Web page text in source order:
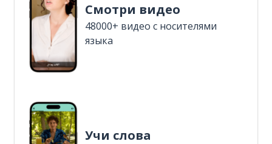
Смотри видео
48000+ видео с носителями
языка
Учи слова